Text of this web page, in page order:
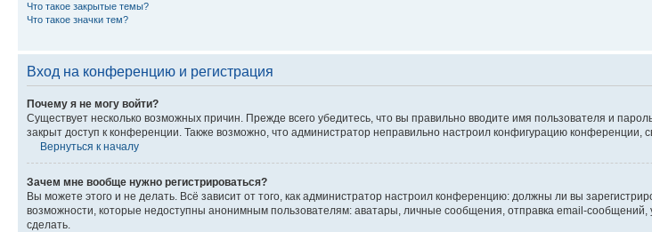
Что такое закрытые темы?
Что такое значки тем?
Вход на конференцию и регистрация
Почему я не могу войти?
Существует несколько возможных причин. Прежде всего убедитесь, что вы правильно вводите имя пользователя и
закрыт доступ к конференции. Также возможно, что администратор неправильно настроил конфигурацию конференции,
Вернуться к началу
Зачем мне вообще нужно регистрироваться?
Вы можете этого и не делать. Всё зависит от того, как администратор настроил конференцию: должны ли вы
возможности, которые недоступны анонимным пользователям: аватары, личные сообщения, отправка email-сообщений,
сделать.